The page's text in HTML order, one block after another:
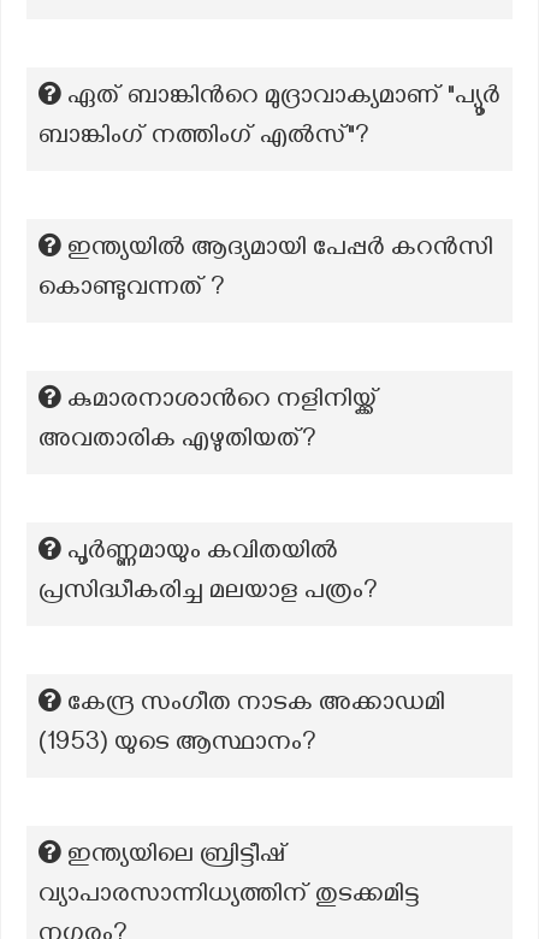
ഏത് ബാങ്കിന്‍റെ മുദ്രാവാക്യമാണ് "പ്യൂർ
ബാങ്കിംഗ് നത്തിംഗ് എൽസ്"?
ഇന്ത്യയിൽ ആദ്യമായി പേപ്പർ കറൻസി
കൊണ്ടുവന്നത് ?
കുമാരനാശാന്‍റെ നളിനിയ്ക്ക്
അവതാരിക എഴുതിയത്?
പൂര്‍ണ്ണമായും കവിതയില്‍
പ്രസിദ്ധീകരിച്ച മലയാള പത്രം?
കേന്ദ്ര സംഗീത നാടക അക്കാഡമി
(1953) യുടെ ആസ്ഥാനം?
ഇന്ത്യയിലെ ബ്രിട്ടീഷ്
വ്യാപാരസാന്നിധ്യത്തിന് തുടക്കമിട്ട